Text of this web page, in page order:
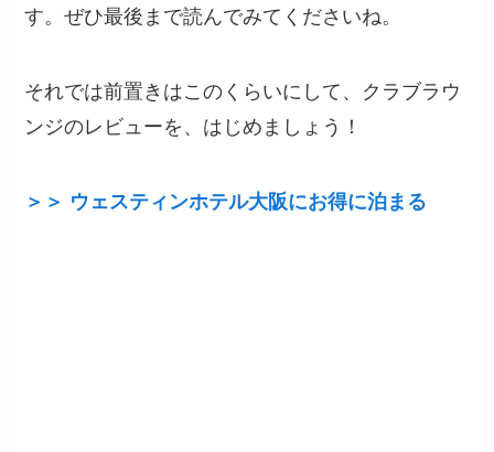
す。ぜひ最後まで読んでみてくださいね。
それでは前置きはこのくらいにして、クラブラウ
ンジのレビューを、はじめましょう！
＞＞ ウェスティンホテル大阪にお得に泊まる